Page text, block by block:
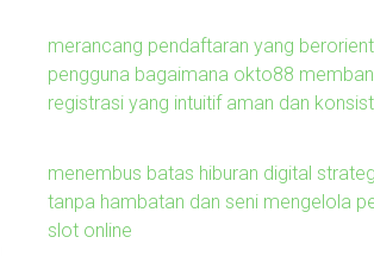
merancang pendaftaran yang
pengguna bagaimana okto88
registrasi yang intuitif aman dan
menembus batas hiburan digital
tanpa hambatan dan seni mengelola
slot online